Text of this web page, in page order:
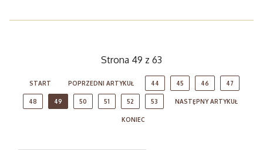
Strona 49 z 63
START POPRZEDNI ARTYKUŁ 44 45 46 47
48 49 50 51 52 53 NASTĘPNY ARTYKUŁ
KONIEC